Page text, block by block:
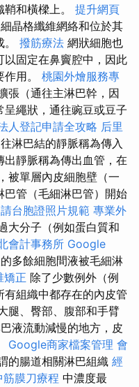
和橫樑上。 提升網頁
晶格纖維網絡和位於其
撥筋療法 網狀細胞也
以固定在鼻竇腔中，因此
用。 桃園外燴服務專
張（通往主淋巴幹，因
繩狀，通往豌豆或豆子
人登記申請全攻略 后里
淋巴結的靜脈稱為傳入
靜脈稱為傳出血管，在
被單層內皮細胞壁（一
管（毛細淋巴管）開始
台胞證照片規範 專業外
大分子（例如蛋白質和
會計事務所 Google
多餘細胞間液被毛細淋
矯正 除了少數例外（例
組織中都存在的內皮管
腿、臀部、腹部和手臂
液流動減慢的地方，皮
Google商家檔案管理 會
的腸道相關淋巴組織 經
筋膜刀療程 中濃度最